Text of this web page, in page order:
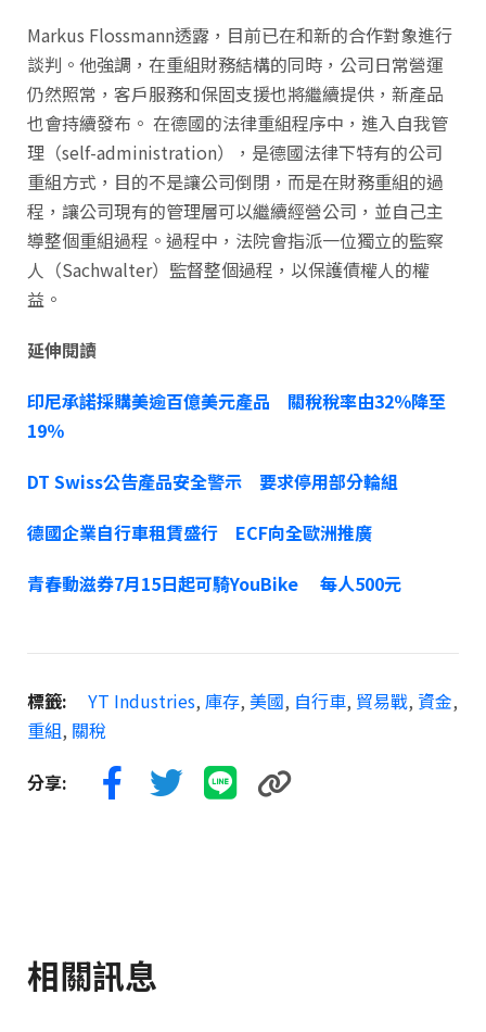
Markus Flossmann透露，目前已在和新的合作對象進行
談判。他強調，在重組財務結構的同時，公司日常營運
仍然照常，客戶服務和保固支援也將繼續提供，新產品
也會持續發布。 在德國的法律重組程序中，進入自我管
理（self-administration），是德國法律下特有的公司
重組方式，目的不是讓公司倒閉，而是在財務重組的過
程，讓公司現有的管理層可以繼續經營公司，並自己主
導整個重組過程。過程中，法院會指派一位獨立的監察
人（Sachwalter）監督整個過程，以保護債權人的權
益。
延伸閱讀
印尼承諾採購美逾百億美元產品 關稅稅率由32％降至
19％
DT Swiss公告產品安全警示 要求停用部分輪組
德國企業自行車租賃盛行 ECF向全歐洲推廣
青春動滋券7月15日起可騎YouBike 每人500元
標籤: YT Industries, 庫存, 美國, 自行車, 貿易戰, 資金,
重組, 關稅
分享:
相關訊息